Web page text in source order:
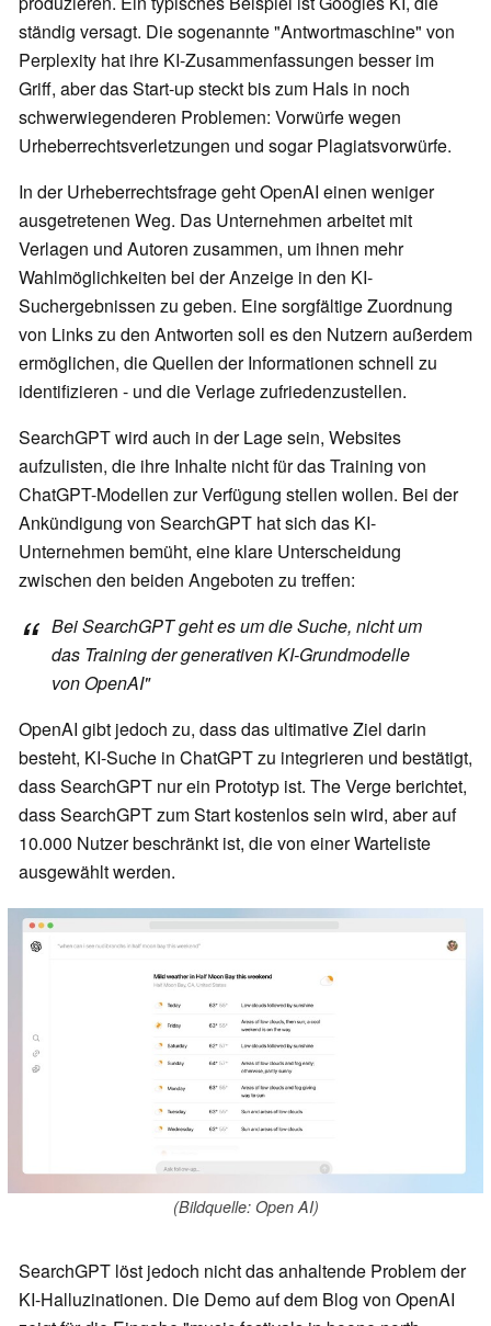
ständig versagt. Die sogenannte "Antwortmaschine" von
Perplexity hat ihre KI-Zusammenfassungen besser im
Griff, aber das Start-up steckt bis zum Hals in noch
schwerwiegenderen Problemen: Vorwürfe wegen
Urheberrechtsverletzungen und sogar Plagiatsvorwürfe.
In der Urheberrechtsfrage geht OpenAI einen weniger
ausgetretenen Weg. Das Unternehmen arbeitet mit
Verlagen und Autoren zusammen, um ihnen mehr
Wahlmöglichkeiten bei der Anzeige in den KI-
Suchergebnissen zu geben. Eine sorgfältige Zuordnung
von Links zu den Antworten soll es den Nutzern außerdem
ermöglichen, die Quellen der Informationen schnell zu
identifizieren - und die Verlage zufriedenzustellen.
SearchGPT wird auch in der Lage sein, Websites
aufzulisten, die ihre Inhalte nicht für das Training von
ChatGPT-Modellen zur Verfügung stellen wollen. Bei der
Ankündigung von SearchGPT hat sich das KI-
Unternehmen bemüht, eine klare Unterscheidung
zwischen den beiden Angeboten zu treffen:
Bei SearchGPT geht es um die Suche, nicht um
das Training der generativen KI-Grundmodelle
von OpenAI"
OpenAI gibt jedoch zu, dass das ultimative Ziel darin
besteht, KI-Suche in ChatGPT zu integrieren und bestätigt,
dass SearchGPT nur ein Prototyp ist. The Verge berichtet,
dass SearchGPT zum Start kostenlos sein wird, aber auf
10.000 Nutzer beschränkt ist, die von einer Warteliste
ausgewählt werden.
(Bildquelle: Open AI)
SearchGPT löst jedoch nicht das anhaltende Problem der
KI-Halluzinationen. Die Demo auf dem Blog von OpenAI